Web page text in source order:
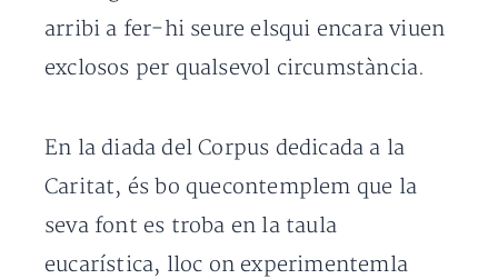
arribi a fer-hi seure elsqui encara viuen
exclosos per qualsevol circumstància.
En la diada del Corpus dedicada a la
Caritat, és bo quecontemplem que la
seva font es troba en la taula
eucarística, lloc on experimentemla